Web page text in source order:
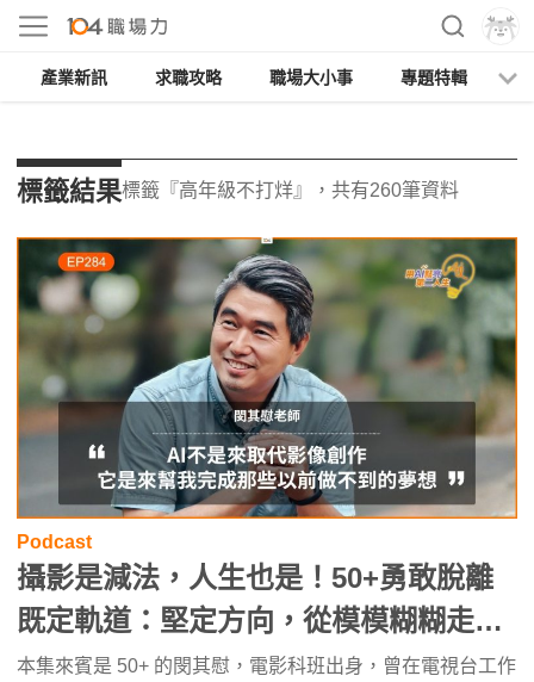
產業新訊 求職攻略 職場大小事 專題特輯
標籤結果標籤『高年級不打烊』，共有260筆資料
Podcast
攝影是減法，人生也是！50+勇敢脫離
既定軌道：堅定方向，從模模糊糊走向
清清楚楚 ft. 閔其慰老師 | 高年級不打烊
本集來賓是 50+ 的閔其慰，電影科班出身，曾在電視台工作